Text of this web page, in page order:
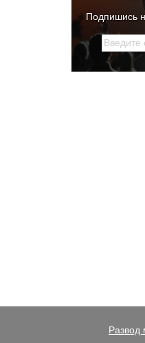
Подпишись
Развод